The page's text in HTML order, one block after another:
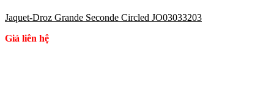
Jaquet-Droz Grande Seconde Circled JO03033203
Giá liên hệ